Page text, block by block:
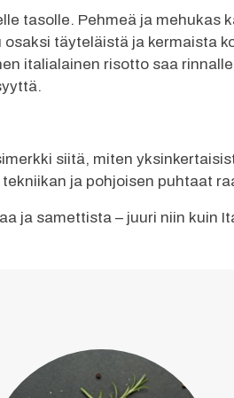
tasolle. Pehmeä ja mehukas
täyteläistä ja kermaista
italialainen risotto saa
siitä, miten
ja pohjoisen puhtaat
ja samettista – juuri niin kuin